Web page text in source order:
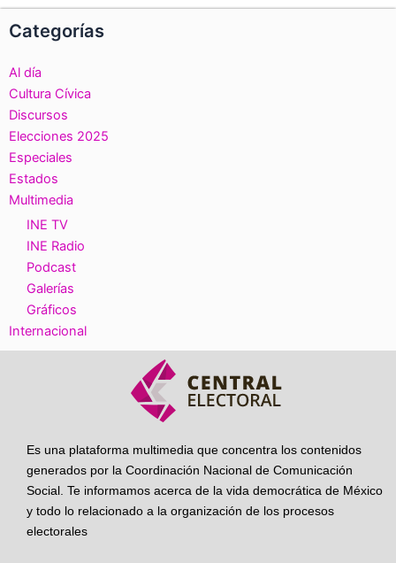
Categorías
Al día
Cultura Cívica
Discursos
Elecciones 2025
Especiales
Estados
Multimedia
INE TV
INE Radio
Podcast
Galerías
Gráficos
Internacional
Es una plataforma multimedia que concentra los contenidos
generados por la Coordinación Nacional de Comunicación
Social. Te informamos acerca de la vida democrática de México
y todo lo relacionado a la organización de los procesos
electorales